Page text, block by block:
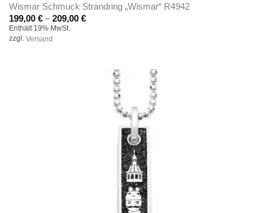
Wismar Schmuck Strandring „Wismar“ R4942
199,00 € –209,00 €Preisspanne:
Enthält 19% MwSt.
zzgl. Versand